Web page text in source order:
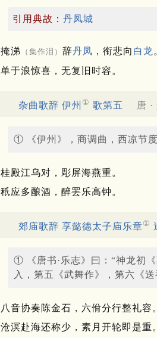
引用典故： 丹凤城
掩涕 （集作泪） 辞丹凤 ，衔悲向 白龙
单于浪惊喜，无复旧时容。
杂曲歌辞 伊州 ① 歌第五 唐 ·
① 《伊州》，商调曲，西凉节度
桂殿江乌对，彫屏海燕重。
秖应多酿酒，醉罢乐高钟。
郊庙歌辞 享懿德太子庙乐章①
① 《唐书·乐志》曰：“神龙初
入，第五《武舞作》，第六《
八音协奏陈金石，六佾分行整礼容。
沧溟赴海还称少，素月开轮即是重。